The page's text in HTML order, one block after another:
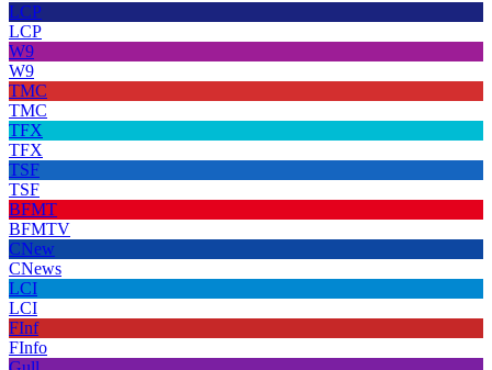
LCP
LCP
W9
W9
TMC
TMC
TFX
TFX
TSF
TSF
BFMT
BFMTV
CNew
CNews
LCI
LCI
FInf
FInfo